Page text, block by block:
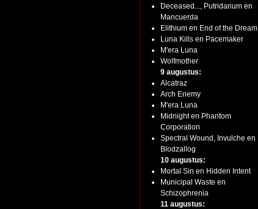
Deceased..., Putridarium en
Mancuerda
Elithium en End of the Dream
Luna Kills en Pacemaker
M'era Luna
Wolfmother
9 augustus:
Alcatraz
Arch Enemy
M'era Luna
Midnight en Phantom
Corporation
Spectral Wound, Invulche en
Blodzallog
10 augustus:
Mortal Sin en Hidden Intent
Municipal Waste en
Schizophrenia
11 augustus: